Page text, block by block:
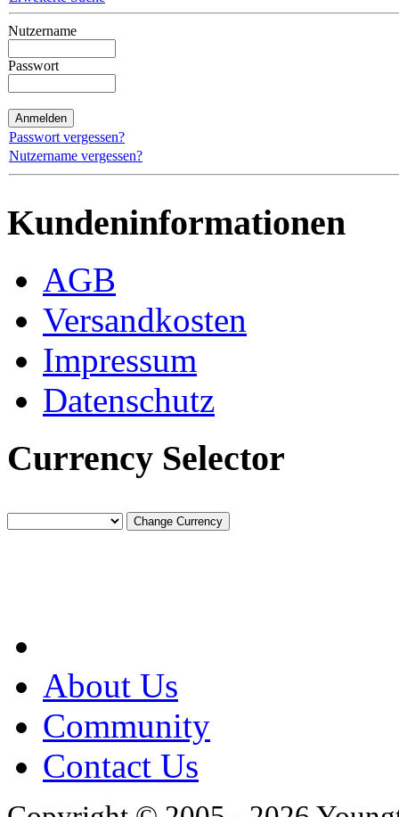
Nutzername
Passwort
Passwort vergessen?
Nutzername vergessen?
Kundeninformationen
AGB
Versandkosten
Impressum
Datenschutz
Currency Selector
About Us
Community
Contact Us